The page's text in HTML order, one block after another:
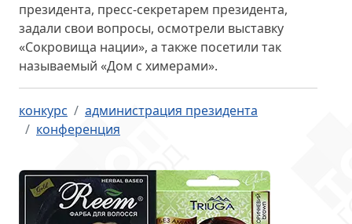
президента, пресс-секретарем президента,
задали свои вопросы, осмотрели выставку
«Сокровища нации», а также посетили так
называемый «Дом с химерами».
конкурс
администрация президента
конференция